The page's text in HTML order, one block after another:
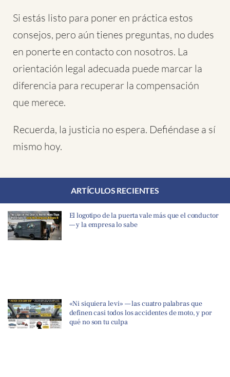
Si estás listo para poner en práctica estos
consejos, pero aún tienes preguntas, no dudes
en ponerte en contacto con nosotros. La
orientación legal adecuada puede marcar la
diferencia para recuperar la compensación
que merece.
Recuerda, la justicia no espera. Defiéndase a sí
mismo hoy.
ARTÍCULOS RECIENTES
El logotipo de la puerta vale más que el conductor
— y la empresa lo sabe
«Ni siquiera le vi» — las cuatro palabras que
definen casi todos los accidentes de moto, y por
qué no son tu culpa